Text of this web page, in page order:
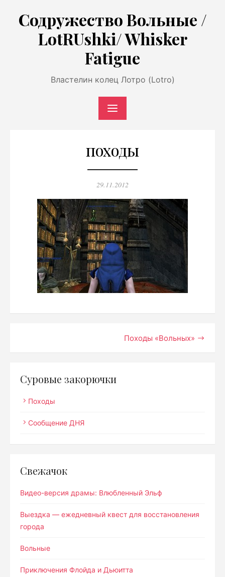
содержимому
Содружество Вольные /
LotRUshki/ Whisker
Fatigue
Властелин колец Лотро (Lotro)
походы
Опубликовано
29.11.2012
записям
Походы «Вольных»
Суровые закорючки
Походы
Сообщение ДНЯ
Свежачок
Видео-версия драмы: Влюбленный Эльф
Выездка — ежедневный квест для восстановления
города
Вольные
Приключения Флойда и Дьюитта